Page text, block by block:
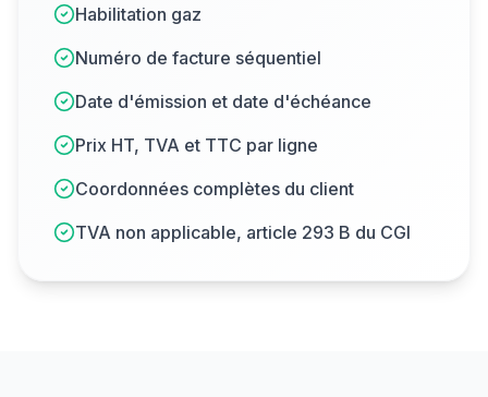
Habilitation gaz
Numéro de facture séquentiel
Date d'émission et date d'échéance
Prix HT, TVA et TTC par ligne
Coordonnées complètes du client
TVA non applicable, article 293 B du CGI